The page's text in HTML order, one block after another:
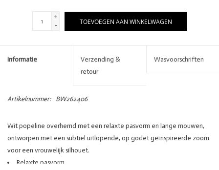
+
-
TOEVOEGEN AAN WINKELWAGEN
Informatie
Verzending &
retour
Wasvoorschriften
Artikelnummer: BW262406
Wit popeline overhemd met een relaxte pasvorm en lange mouwen,
ontworpen met een subtiel uitlopende, op godet geïnspireerde zoom
voor een vrouwelijk silhouet.
Relaxte pasvorm